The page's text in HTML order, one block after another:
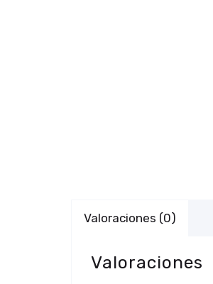
Valoraciones (0)
Valoraciones